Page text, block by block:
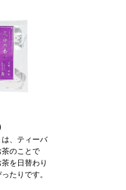
、ティーバ
茶のことで
を日替わり
たりです。